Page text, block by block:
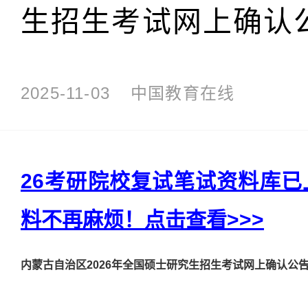
生招生考试网上确认
2025-11-03 中国教育在线
26考研院校复试笔试资料库
料不再麻烦！点击查看>>>
内蒙古自治区2026年全国硕士研究生招生考试网上确认公